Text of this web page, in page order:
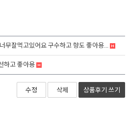
무잘먹고있어요 구수하고 향도 좋아용...
하고 좋아용
수정 삭제 상품후기 쓰기